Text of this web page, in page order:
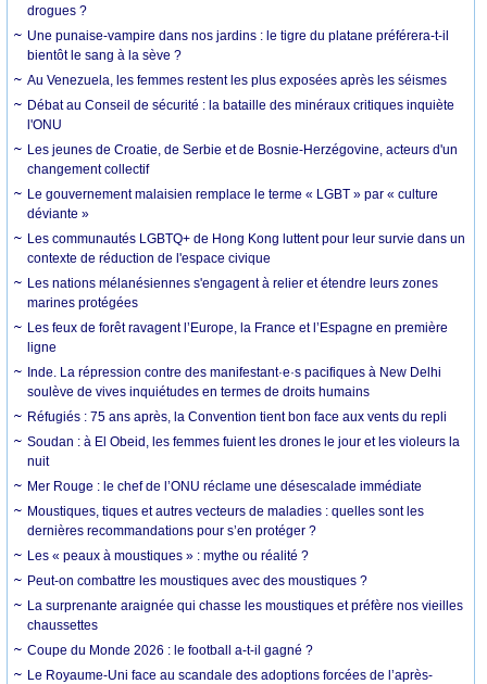
drogues ?
Une punaise-vampire dans nos jardins : le tigre du platane préférera-t-il
bientôt le sang à la sève ?
Au Venezuela, les femmes restent les plus exposées après les séismes
Débat au Conseil de sécurité : la bataille des minéraux critiques inquiète
l'ONU
Les jeunes de Croatie, de Serbie et de Bosnie-Herzégovine, acteurs d'un
changement collectif
Le gouvernement malaisien remplace le terme « LGBT » par « culture
déviante »
Les communautés LGBTQ+ de Hong Kong luttent pour leur survie dans un
contexte de réduction de l'espace civique
Les nations mélanésiennes s'engagent à relier et étendre leurs zones
marines protégées
Les feux de forêt ravagent l’Europe, la France et l’Espagne en première
ligne
Inde. La répression contre des manifestant·e·s pacifiques à New Delhi
soulève de vives inquiétudes en termes de droits humains
Réfugiés : 75 ans après, la Convention tient bon face aux vents du repli
Soudan : à El Obeid, les femmes fuient les drones le jour et les violeurs la
nuit
Mer Rouge : le chef de l’ONU réclame une désescalade immédiate
Moustiques, tiques et autres vecteurs de maladies : quelles sont les
dernières recommandations pour s’en protéger ?
Les « peaux à moustiques » : mythe ou réalité ?
Peut-on combattre les moustiques avec des moustiques ?
La surprenante araignée qui chasse les moustiques et préfère nos vieilles
chaussettes
Coupe du Monde 2026 : le football a-t-il gagné ?
Le Royaume-Uni face au scandale des adoptions forcées de l’après-